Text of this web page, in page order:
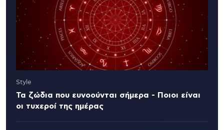
Style
Τα ζώδια που ευνοούνται σήμερα - Ποιοι είναι
οι τυχεροί της ημέρας